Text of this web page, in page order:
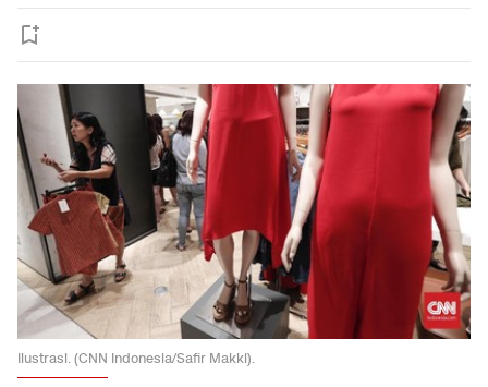
Ilustrasi. (CNN Indonesia/Safir Makki).